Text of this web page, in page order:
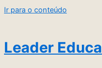
Ir para o conteúdo
Leader Educa